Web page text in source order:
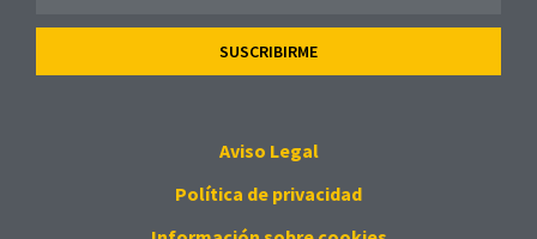
SUSCRIBIRME
Aviso Legal
Política de privacidad